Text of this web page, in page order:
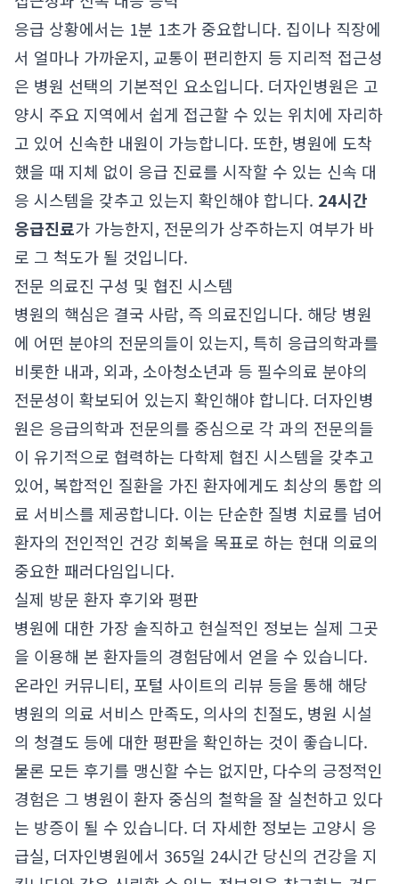
응급 상황에서는 1분 1초가 중요합니다. 집이나 직장에
서 얼마나 가까운지, 교통이 편리한지 등 지리적 접근성
은 병원 선택의 기본적인 요소입니다. 더자인병원은 고
양시 주요 지역에서 쉽게 접근할 수 있는 위치에 자리하
고 있어 신속한 내원이 가능합니다. 또한, 병원에 도착
했을 때 지체 없이 응급 진료를 시작할 수 있는 신속 대
응 시스템을 갖추고 있는지 확인해야 합니다. 24시간
응급진료가 가능한지, 전문의가 상주하는지 여부가 바
로 그 척도가 될 것입니다.
전문 의료진 구성 및 협진 시스템
병원의 핵심은 결국 사람, 즉 의료진입니다. 해당 병원
에 어떤 분야의 전문의들이 있는지, 특히 응급의학과를
비롯한 내과, 외과, 소아청소년과 등 필수의료 분야의
전문성이 확보되어 있는지 확인해야 합니다. 더자인병
원은 응급의학과 전문의를 중심으로 각 과의 전문의들
이 유기적으로 협력하는 다학제 협진 시스템을 갖추고
있어, 복합적인 질환을 가진 환자에게도 최상의 통합 의
료 서비스를 제공합니다. 이는 단순한 질병 치료를 넘어
환자의 전인적인 건강 회복을 목표로 하는 현대 의료의
중요한 패러다임입니다.
실제 방문 환자 후기와 평판
병원에 대한 가장 솔직하고 현실적인 정보는 실제 그곳
을 이용해 본 환자들의 경험담에서 얻을 수 있습니다.
온라인 커뮤니티, 포털 사이트의 리뷰 등을 통해 해당
병원의 의료 서비스 만족도, 의사의 친절도, 병원 시설
의 청결도 등에 대한 평판을 확인하는 것이 좋습니다.
물론 모든 후기를 맹신할 수는 없지만, 다수의 긍정적인
경험은 그 병원이 환자 중심의 철학을 잘 실천하고 있다
는 방증이 될 수 있습니다. 더 자세한 정보는 고양시 응
급실, 더자인병원에서 365일 24시간 당신의 건강을 지